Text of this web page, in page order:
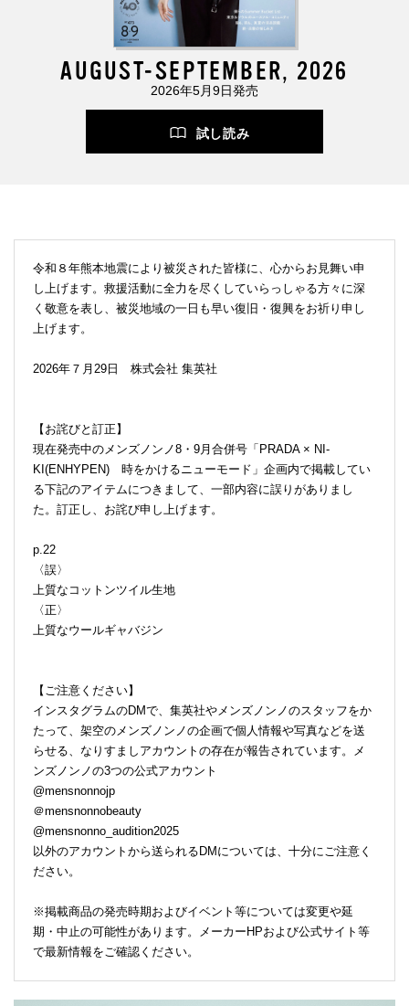
AUGUST-SEPTEMBER, 2026
2026年5月9日発売
試し読み
令和８年熊本地震により被災された皆様に、心からお見舞い申
し上げます。救援活動に全力を尽くしていらっしゃる方々に深
く敬意を表し、被災地域の一日も早い復旧・復興をお祈り申し
上げます。
2026年７月29日 株式会社 集英社
【お詫びと訂正】
現在発売中のメンズノンノ8・9月合併号「PRADA × NI-
KI(ENHYPEN) 時をかけるニューモード」企画内で掲載してい
る下記のアイテムにつきまして、一部内容に誤りがありまし
た。訂正し、お詫び申し上げます。
p.22
〈誤〉
上質なコットンツイル生地
〈正〉
上質なウールギャバジン
【ご注意ください】
インスタグラムのDMで、集英社やメンズノンノのスタッフをか
たって、架空のメンズノンノの企画で個人情報や写真などを送
らせる、なりすましアカウントの存在が報告されています。メ
ンズノンノの3つの公式アカウント
@mensnonnojp
＠mensnonnobeauty
@mensnonno_audition2025
以外のアカウントから送られるDMについては、十分にご注意く
ださい。
※掲載商品の発売時期およびイベント等については変更や延
期・中止の可能性があります。メーカーHPおよび公式サイト等
で最新情報をご確認ください。